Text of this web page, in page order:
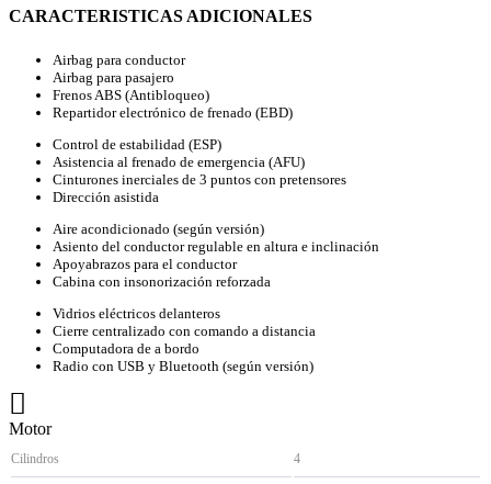
CARACTERISTICAS ADICIONALES
Airbag para conductor​
Airbag para pasajero​
Frenos ABS (Antibloqueo)​
Repartidor electrónico de frenado (EBD)
Control de estabilidad (ESP)​
Asistencia al frenado de emergencia (AFU)​
Cinturones inerciales de 3 puntos con pretensores​
Dirección asistida
Aire acondicionado (según versión)​
Asiento del conductor regulable en altura e inclinación
Apoyabrazos para el conductor
Cabina con insonorización reforzada
Vidrios eléctricos delanteros
Cierre centralizado con comando a distancia
Computadora de a bordo
Radio con USB y Bluetooth (según versión)
Motor
Cilindros 4